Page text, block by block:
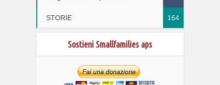
STORIE 164
Sostieni Smallfamilies aps